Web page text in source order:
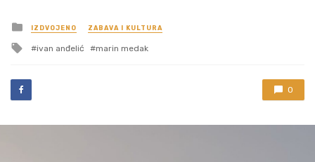
Posted
in
IZDVOJENO ZABAVA I KULTURA
Tagged
ivan anđelić marin medak
0